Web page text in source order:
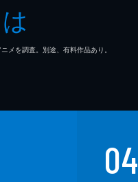
を調査。別途、有料作品あり。
04